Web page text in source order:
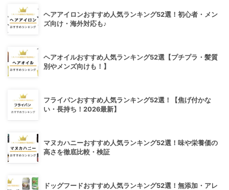
ヘアアイロンおすすめ人気ランキング52選！初心者・メン
ズ向け・海外対応も♪
ヘアオイルおすすめ人気ランキング52選【プチプラ・髪質
別やメンズ向けも！】
フライパンおすすめ人気ランキング52選！【焦げ付かな
い・長持ち！2026最新】
マヌカハニーおすすめ人気ランキング52選！味や栄養価の
高さを徹底比較・検証
ドッグフードおすすめ人気ランキング52選！無添加・アレ